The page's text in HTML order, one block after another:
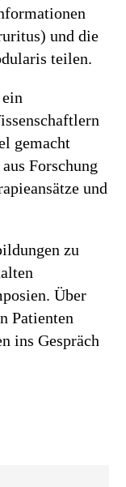
und die
teilen.
gemacht
Forschung
und
zu
Über
Patienten
ins Gespräch